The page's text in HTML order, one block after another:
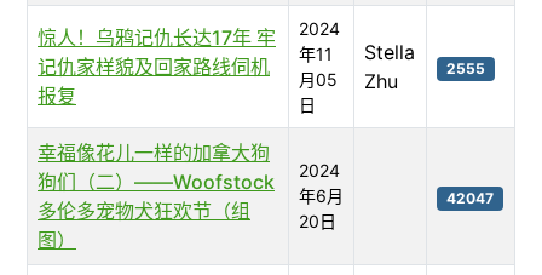
惊人！乌鸦记仇长达17年 牢
记仇家样貌及回家路线伺机
报复
2024
年11
月05
日
Stella
Zhu
2555
幸福像花儿一样的加拿大狗
狗们（二）——Woofstock
多伦多宠物犬狂欢节（组
图）
2024
年6月
20日
42047